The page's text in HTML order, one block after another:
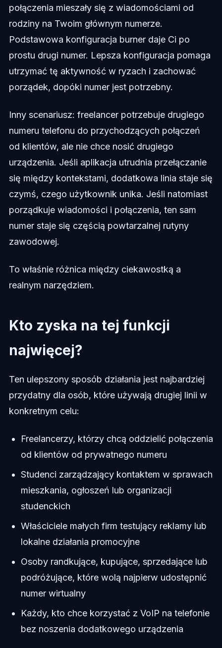
połączenia mieszały się z wiadomościami od
rodziny na Twoim głównym numerze.
Podstawowa konfiguracja burner daje Ci po
prostu drugi numer. Lepsza konfiguracja pomaga
utrzymać tę aktywność w ryzach i zachować
porządek, dopóki numer jest potrzebny.
Inny scenariusz: freelancer potrzebuje drugiego
numeru telefonu do przychodzących połączeń
od klientów, ale nie chce nosić drugiego
urządzenia. Jeśli aplikacja utrudnia przełączanie
się między kontekstami, dodatkowa linia staje się
czymś, czego użytkownik unika. Jeśli natomiast
porządkuje wiadomości i połączenia, ten sam
numer staje się częścią powtarzalnej rutyny
zawodowej.
To właśnie różnica między ciekawostką a
realnym narzędziem.
Kto zyska na tej funkcji
najwięcej?
Ten ulepszony sposób działania jest najbardziej
przydatny dla osób, które używają drugiej linii w
konkretnym celu:
Freelancerzy, którzy chcą oddzielić połączenia
od klientów od prywatnego numeru
Studenci zarządzający kontaktem w sprawach
mieszkania, ogłoszeń lub organizacji
studenckich
Właściciele małych firm testujący reklamy lub
lokalne działania promocyjne
Osoby randkujące, kupujące, sprzedające lub
podróżujące, które wolą najpierw udostępnić
numer wirtualny
Każdy, kto chce korzystać z VoIP na telefonie
bez noszenia dodatkowego urządzenia